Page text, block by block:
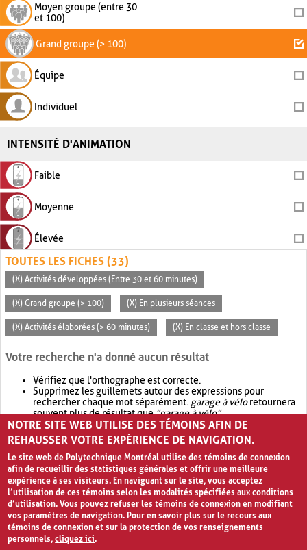
Moyen groupe (entre 30
et 100)
Grand groupe (> 100)
Équipe
Individuel
INTENSITÉ D'ANIMATION
Faible
Moyenne
Élevée
TOUTES LES FICHES (33)
(X) Activités développées (Entre 30 et 60 minutes)
(X) Grand groupe (> 100) (X) En plusieurs séances
(X) Activités élaborées (> 60 minutes) (X) En classe et hors classe
Votre recherche n'a donné aucun résultat
Vérifiez que l'orthographe est correcte.
Supprimez les guillemets autour des expressions pour
rechercher chaque mot séparément. garage à véloretournera
souvent plus de résultat que"garage à vélo".
Envisagez d'élargir votre recherche avec OR.garage OR vélo
retournera souvent plus de résultat quegarage à vélo
NOTRE SITE WEB UTILISE DES TÉMOINS AFIN DE
REHAUSSER VOTRE EXPÉRIENCE DE NAVIGATION.
Le site web de Polytechnique Montréal utilise des témoins de connexion
afin de recueillir des statistiques générales et offrir une meilleure
expérience à ses visiteurs. En naviguant sur le site, vous acceptez
l’utilisation de ces témoins selon les modalités spécifiées aux conditions
d’utilisation. Vous pouvez refuser les témoins de connexion en modifiant
vos paramètres de navigation. Pour en savoir plus sur le recours aux
témoins de connexion et sur la protection de vos renseignements
personnels,cliquez ici.